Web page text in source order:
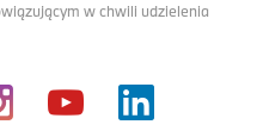
w chwili udzielenia